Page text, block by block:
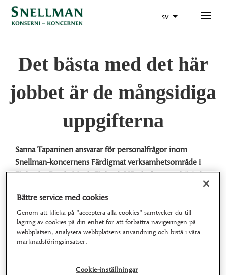
sv
Det bästa med det här
jobbet är de mångsidiga
uppgifterna
Sanna Tapaninen ansvarar för personalfrågor inom
Snellman-koncernens Färdigmat verksamhetsområde i
Finland – Ready Meals Finland. HR-chefen som började
sin uppgift.
Bättre service med cookies
Genom att klicka på "acceptera alla cookies" samtycker du till
lagring av cookies på din enhet för att förbättra navigeringen på
webbplatsen, analysera webbplatsens användning och bistå i våra
marknadsföringsinsatser.
Cookie-inställningar